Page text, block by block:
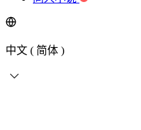
中文 ( 简体 )